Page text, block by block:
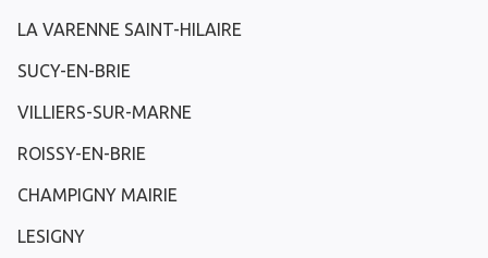
LA VARENNE SAINT-HILAIRE
SUCY-EN-BRIE
VILLIERS-SUR-MARNE
ROISSY-EN-BRIE
CHAMPIGNY MAIRIE
LESIGNY